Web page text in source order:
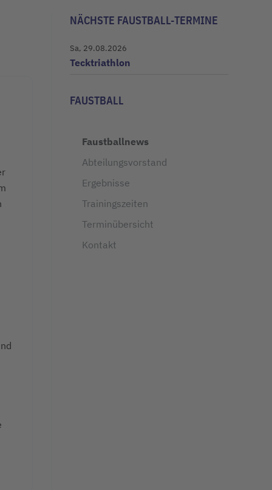
NÄCHSTE FAUSTBALL-TERMINE
Sa, 29.08.2026
Tecktriathlon
FAUSTBALL
Faustballnews
Abteilungsvorstand
Ergebnisse
Trainingszeiten
Terminübersicht
Kontakt